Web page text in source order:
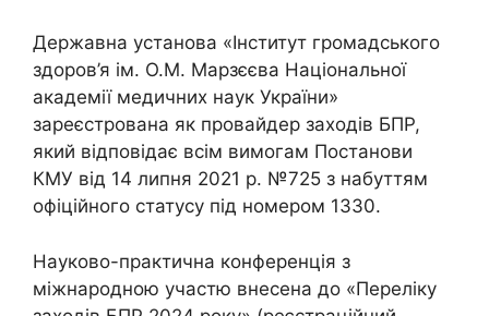
Державна установа «Інститут громадського
здоров’я ім. О.М. Марзєєва Національної
академії медичних наук України»
зареєстрована як провайдер заходів БПР,
який відповідає всім вимогам Постанови
КМУ від 14 липня 2021 р. №725 з набуттям
офіційного статусу під номером 1330.
Науково-практична конференція з
міжнародною участю внесена до «Переліку